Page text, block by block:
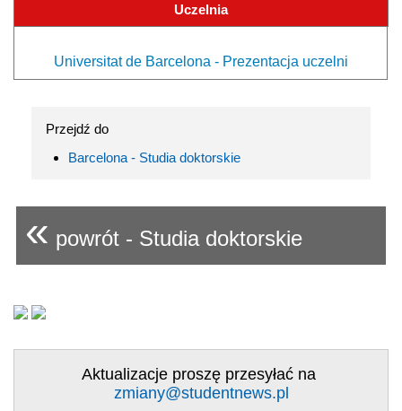
Uczelnia
Universitat de Barcelona - Prezentacja uczelni
Przejdź do
Barcelona - Studia doktorskie
« powrót - Studia doktorskie
Aktualizacje proszę przesyłać na
zmiany@studentnews.pl